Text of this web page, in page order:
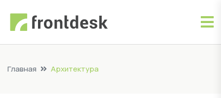
Главная Архитектура